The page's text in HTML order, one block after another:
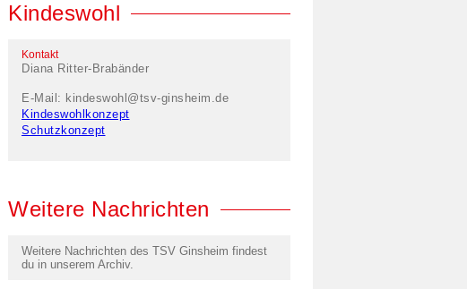
Kindeswohl
Kontakt
Diana Ritter-Brabänder
E-Mail: kindeswohl@tsv-ginsheim.de
Kindeswohlkonzept
Schutzkonzept
Weitere Nachrichten
Weitere Nachrichten des TSV Ginsheim findest
du in unserem Archiv.